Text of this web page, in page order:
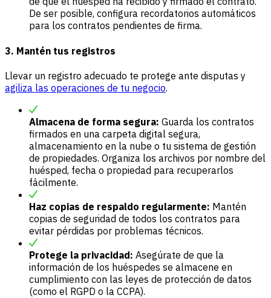
De ser posible, configura recordatorios automáticos
para los contratos pendientes de firma.
3. Mantén tus registros
Llevar un registro adecuado te protege ante disputas y
agiliza las operaciones de tu negocio.
Almacena de forma segura: Guarda los contratos
firmados en una carpeta digital segura,
almacenamiento en la nube o tu sistema de gestión
de propiedades. Organiza los archivos por nombre del
huésped, fecha o propiedad para recuperarlos
fácilmente.
Haz copias de respaldo regularmente: Mantén
copias de seguridad de todos los contratos para
evitar pérdidas por problemas técnicos.
Protege la privacidad: Asegúrate de que la
información de los huéspedes se almacene en
cumplimiento con las leyes de protección de datos
(como el RGPD o la CCPA).